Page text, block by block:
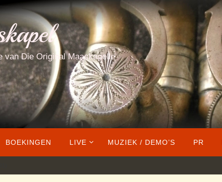
van Die Original Maaskapelle
BOEKINGEN LIVE MUZIEK / DEMO’S PR